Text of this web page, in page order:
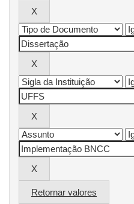
Retornar valores